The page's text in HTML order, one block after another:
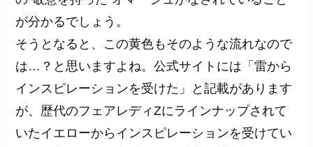
が分かるでしょう。
そうとなると、この黄色もそのような流れなので
は…？と思いますよね。公式サイトには「雷から
インスピレーションを受けた」と記載があります
が、歴代のフェアレディZにラインナップされて
いたイエローからインスピレーションを受けてい